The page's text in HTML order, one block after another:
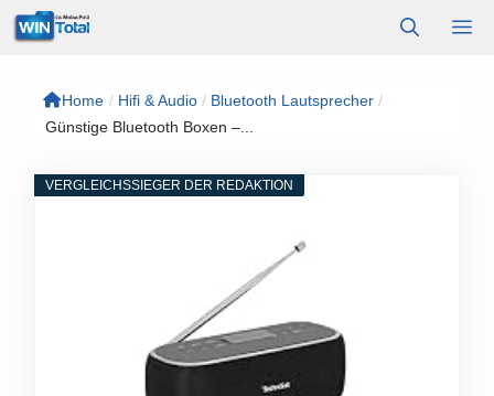
Zum
Inhalt
Home / Hifi & Audio / Bluetooth Lautsprecher /
Günstige Bluetooth Boxen –...
VERGLEICHSSIEGER DER REDAKTION